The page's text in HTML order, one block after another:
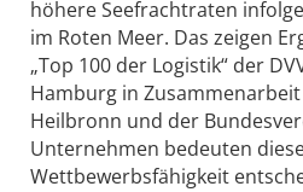
höhere Seefrachtraten
im Roten Meer. Das zeigen
„Top 100 der Logistik“ der
Hamburg in
Heilbronn und der
Unternehmen bedeuten
Wettbewerbsfähigkeit